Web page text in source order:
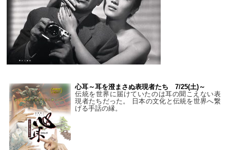
心耳～耳を澄まさぬ表現者たち 7/25(土)～
伝統を世界に届けていたのは耳の聞こえない表
現者たちだった。 日本の文化と伝統を世界へ繋
げる手話の縁。